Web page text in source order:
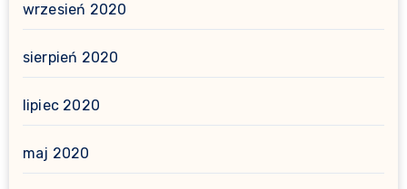
wrzesień 2020
sierpień 2020
lipiec 2020
maj 2020